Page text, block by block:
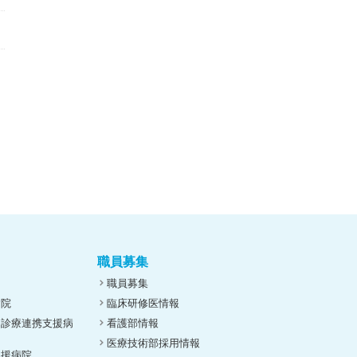
療連携支援病
職員募集
職員募集
臨床研修医情報
看護部情報
医療技術部採用情報